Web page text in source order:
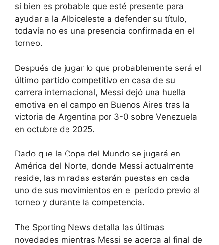
si bien es probable que esté presente para
ayudar a la Albiceleste a defender su título,
todavía no es una presencia confirmada en el
torneo.
Después de jugar lo que probablemente será el
último partido competitivo en casa de su
carrera internacional, Messi dejó una huella
emotiva en el campo en Buenos Aires tras la
victoria de Argentina por 3-0 sobre Venezuela
en octubre de 2025.
Dado que la Copa del Mundo se jugará en
América del Norte, donde Messi actualmente
reside, las miradas estarán puestas en cada
uno de sus movimientos en el período previo al
torneo y durante la competencia.
The Sporting News detalla las últimas
novedades mientras Messi se acerca al final de